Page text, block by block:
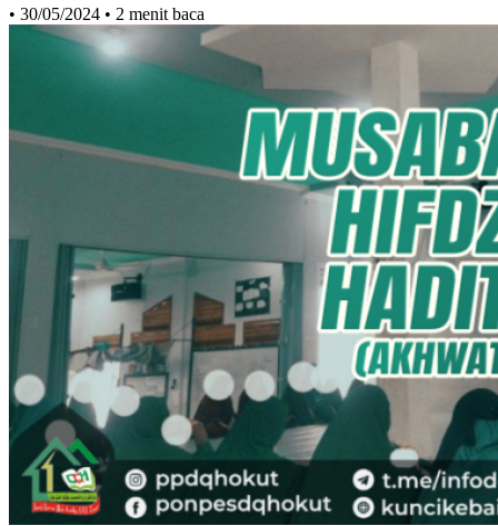
Khoirul Anam
30/05/2024• 2 menit baca